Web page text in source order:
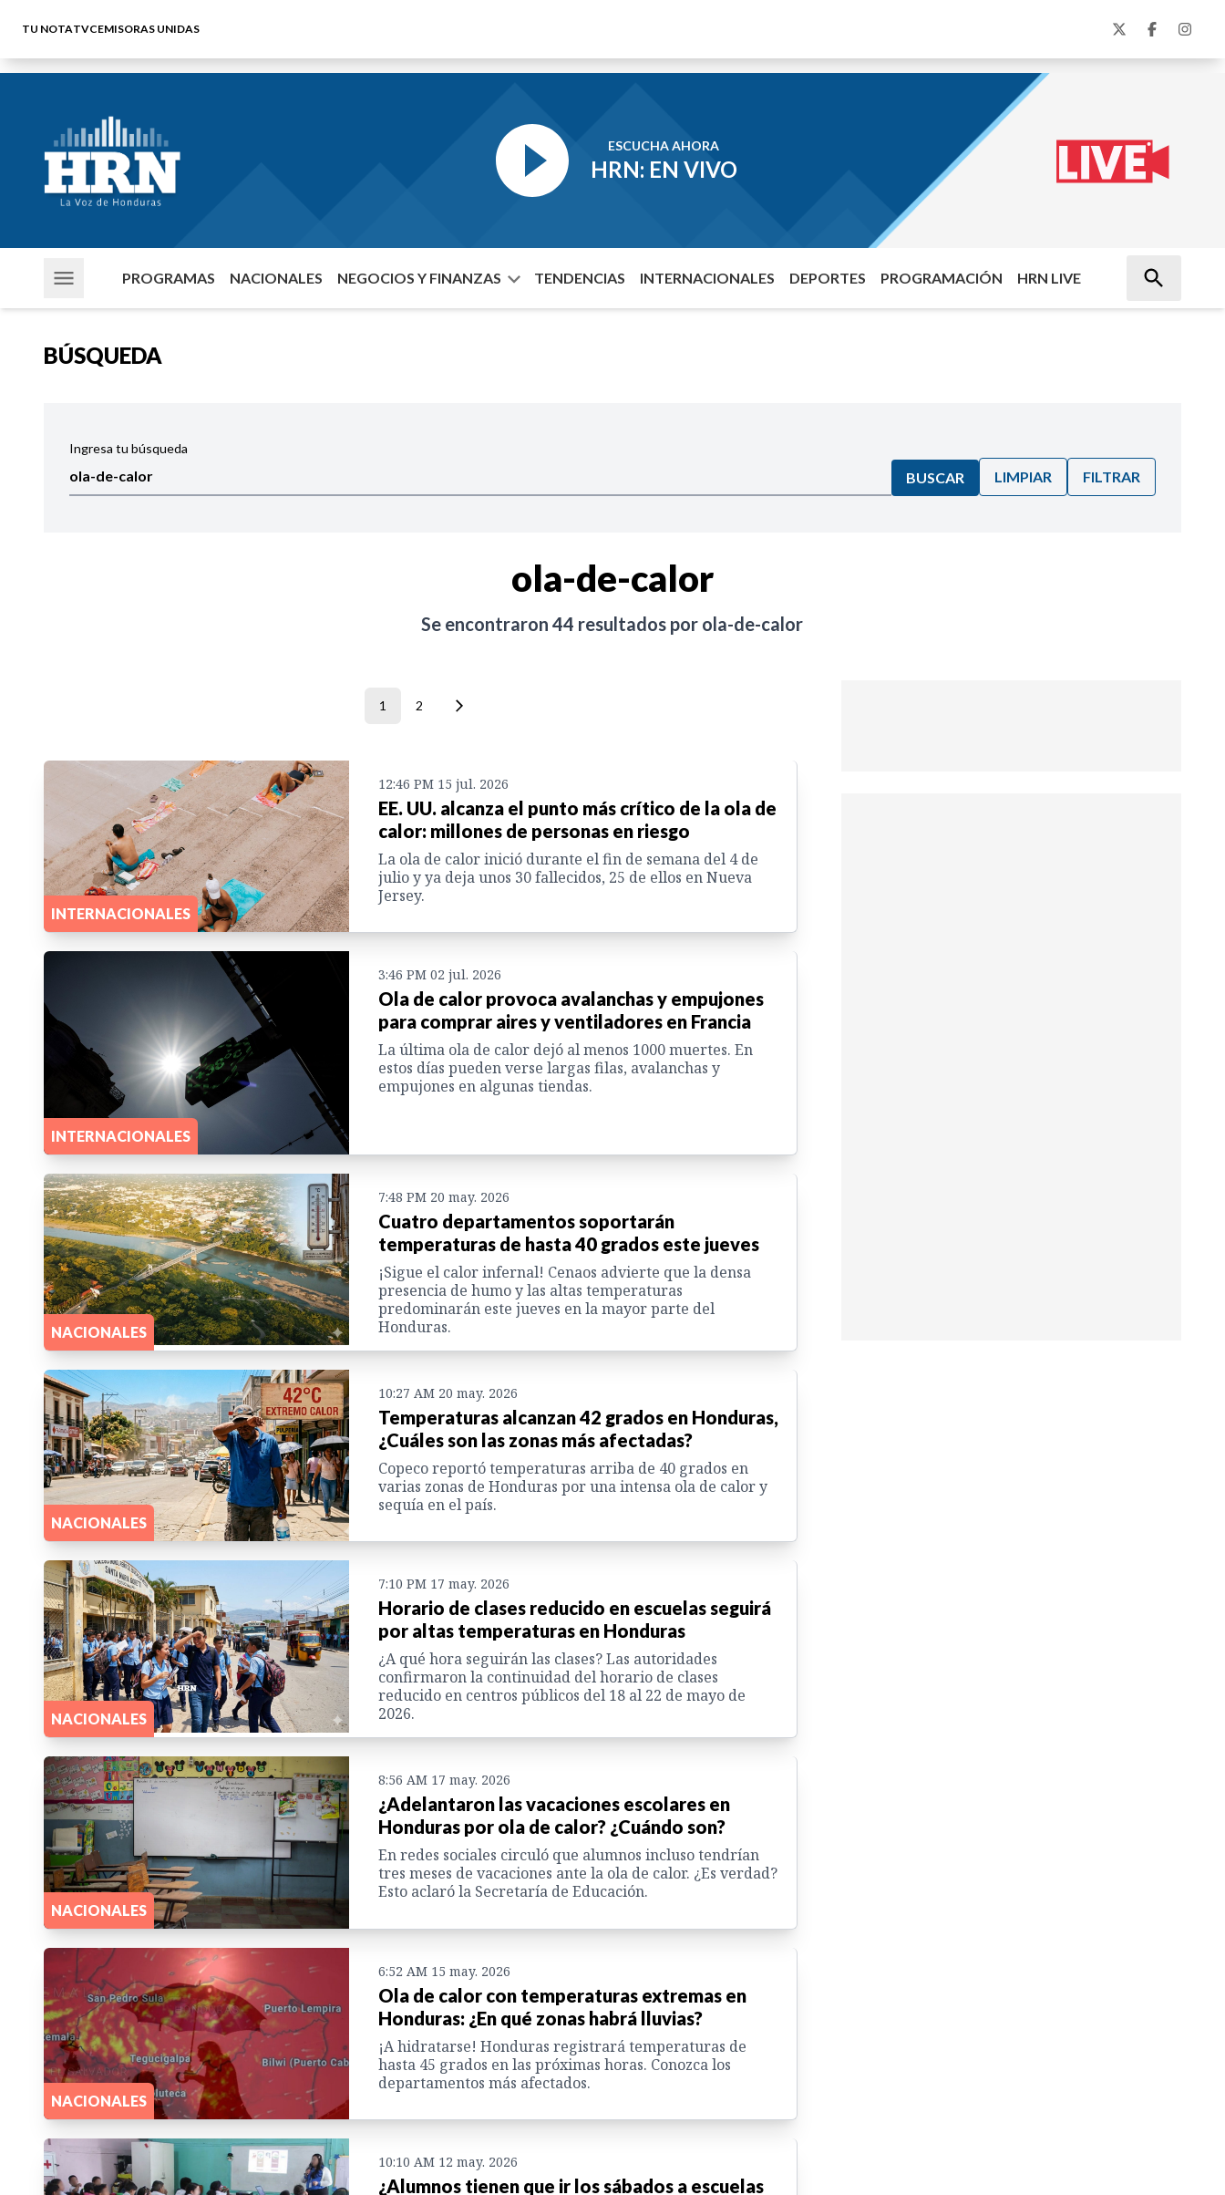
TU NOTATVCEMISORAS UNIDAS
ESCUCHA AHORA
HRN: EN VIVO
PROGRAMAS NACIONALES NEGOCIOS Y FINANZAS TENDENCIAS INTERNACIONALES DEPORTES PROGRAMACIÓN HRN LIVE
BÚSQUEDA
Ingresa tu búsqueda
BUSCAR LIMPIAR FILTRAR
ola-de-calor
Se encontraron44 resultados por ola-de-calor
1 2
INTERNACIONALES
12:46 PM 15 jul. 2026
EE. UU. alcanza el punto más crítico de la ola de
calor: millones de personas en riesgo
La ola de calor inició durante el fin de semana del 4 de
julio y ya deja unos 30 fallecidos, 25 de ellos en Nueva
Jersey.
INTERNACIONALES
3:46 PM 02 jul. 2026
Ola de calor provoca avalanchas y empujones
para comprar aires y ventiladores en Francia
La última ola de calor dejó al menos 1000 muertes. En
estos días pueden verse largas filas, avalanchas y
empujones en algunas tiendas.
NACIONALES
7:48 PM 20 may. 2026
Cuatro departamentos soportarán
temperaturas de hasta 40 grados este jueves
¡Sigue el calor infernal! Cenaos advierte que la densa
presencia de humo y las altas temperaturas
predominarán este jueves en la mayor parte del
Honduras.
NACIONALES
10:27 AM 20 may. 2026
Temperaturas alcanzan 42 grados en Honduras,
¿Cuáles son las zonas más afectadas?
Copeco reportó temperaturas arriba de 40 grados en
varias zonas de Honduras por una intensa ola de calor y
sequía en el país.
NACIONALES
7:10 PM 17 may. 2026
Horario de clases reducido en escuelas seguirá
por altas temperaturas en Honduras
¿A qué hora seguirán las clases? Las autoridades
confirmaron la continuidad del horario de clases
reducido en centros públicos del 18 al 22 de mayo de
2026.
NACIONALES
8:56 AM 17 may. 2026
¿Adelantaron las vacaciones escolares en
Honduras por ola de calor? ¿Cuándo son?
En redes sociales circuló que alumnos incluso tendrían
tres meses de vacaciones ante la ola de calor. ¿Es verdad?
Esto aclaró la Secretaría de Educación.
NACIONALES
6:52 AM 15 may. 2026
Ola de calor con temperaturas extremas en
Honduras: ¿En qué zonas habrá lluvias?
¡A hidratarse! Honduras registrará temperaturas de
hasta 45 grados en las próximas horas. Conozca los
departamentos más afectados.
10:10 AM 12 may. 2026
¿Alumnos tienen que ir los sábados a escuelas